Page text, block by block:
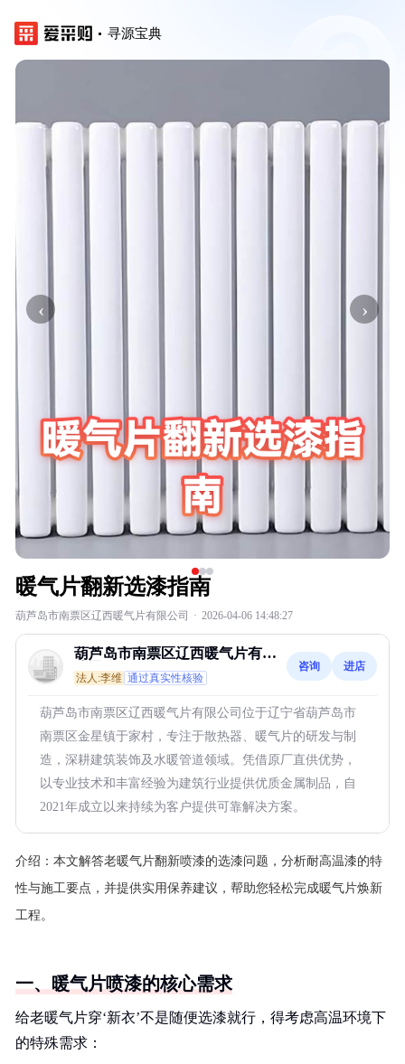
寻源宝典
‹ ›
暖气片翻新选漆指南
葫芦岛市南票区辽西暖气片有限公司 · 2026-04-06 14:48:27
葫芦岛市南票区辽西暖气片有限
公司
法人:李维 通过真实性核验
咨询 进店
葫芦岛市南票区辽西暖气片有限公司位于辽宁省葫芦岛市
南票区金星镇于家村，专注于散热器、暖气片的研发与制
造，深耕建筑装饰及水暖管道领域。凭借原厂直供优势，
以专业技术和丰富经验为建筑行业提供优质金属制品，自
2021年成立以来持续为客户提供可靠解决方案。
介绍： 本文解答老暖气片翻新喷漆的选漆问题，分析耐高温漆的特
性与施工要点，并提供实用保养建议，帮助您轻松完成暖气片焕新
工程。
一、暖气片喷漆的核心需求
给老暖气片穿‘新衣’不是随便选漆就行，得考虑高温环境下
的特殊需求：